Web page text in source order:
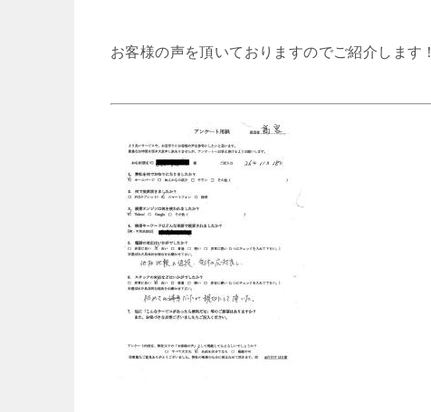
お客様の声を頂いておりますのでご紹介します！